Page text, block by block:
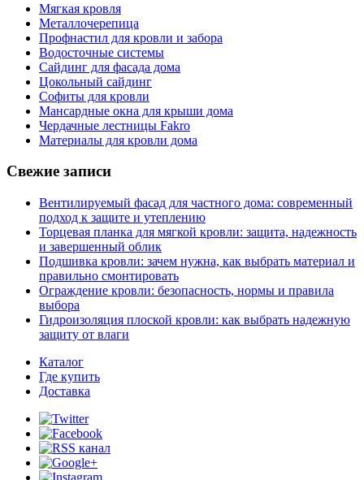
Мягкая кровля
Металлочерепица
Профнастил для кровли и забора
Водосточные системы
Сайдинг для фасада дома
Цокольный сайдинг
Софиты для кровли
Мансардные окна для крыши дома
Чердачные лестницы Fakro
Материалы для кровли дома
Свежие записи
Вентилируемый фасад для частного дома: современный
подход к защите и утеплению
Торцевая планка для мягкой кровли: защита, надежность
и завершенный облик
Подшивка кровли: зачем нужна, как выбрать материал и
правильно смонтировать
Ограждение кровли: безопасность, нормы и правила
выбора
Гидроизоляция плоской кровли: как выбрать надежную
защиту от влаги
Каталог
Где купить
Доставка